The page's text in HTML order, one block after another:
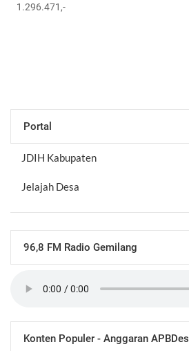
1.296.471,-
Portal
JDIH Kabupaten
Jelajah Desa
96,8 FM Radio Gemilang
Konten Populer - Anggaran APBDes